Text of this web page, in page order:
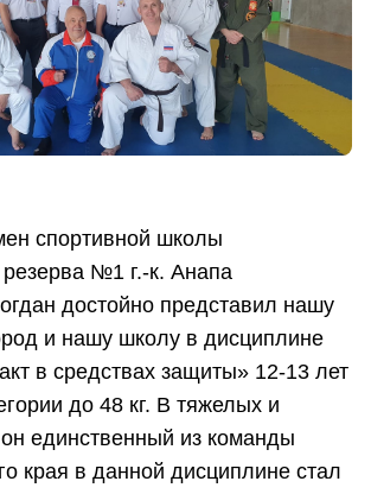
спортивной школы
№1 г.-к. Анапа
достойно представил нашу
и нашу школу в дисциплине
в средствах защиты» 12-13 лет
до 48 кг. В тяжелых и
единственный из команды
края в данной дисциплине стал